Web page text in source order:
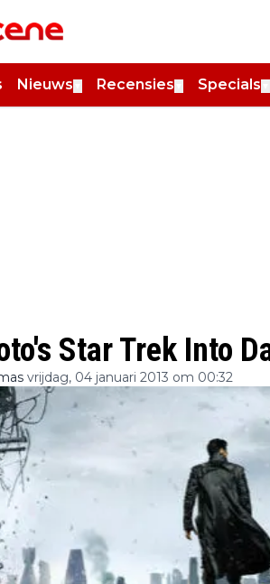
Nieuws Recensies Specials
Star Trek Into
vrijdag, 04 januari 2013 om 00:32